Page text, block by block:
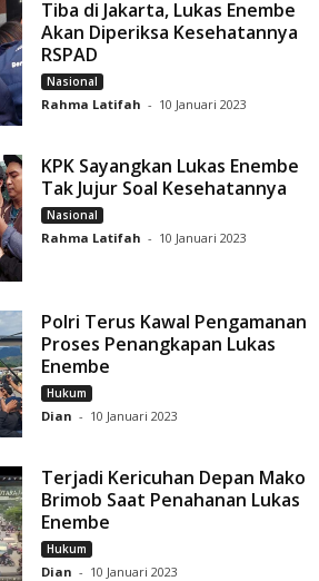
Tiba di Jakarta, Lukas Enembe
Akan Diperiksa Kesehatannya
RSPAD
Nasional
Rahma Latifah - 10 Januari 2023
KPK Sayangkan Lukas Enembe
Tak Jujur Soal Kesehatannya
Nasional
Rahma Latifah - 10 Januari 2023
Polri Terus Kawal Pengamanan
Proses Penangkapan Lukas
Enembe
Hukum
Dian - 10 Januari 2023
Terjadi Kericuhan Depan Mako
Brimob Saat Penahanan Lukas
Enembe
Hukum
Dian - 10 Januari 2023